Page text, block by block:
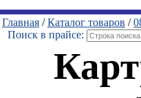
Главная /Каталог товаров /
Поиск в прайсе: